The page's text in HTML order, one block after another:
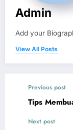
Admin
Add your
View All Posts
Previous post
Tips
Next post